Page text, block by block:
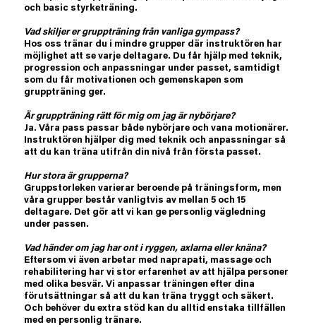
och basic styrketräning.
Vad skiljer er gruppträning från vanliga gympass?
Hos oss tränar du i mindre grupper där instruktören har
möjlighet att se varje deltagare. Du får hjälp med teknik,
progression och anpassningar under passet, samtidigt
som du får motivationen och gemenskapen som
gruppträning ger.
Är gruppträning rätt för mig om jag är nybörjare?
Ja. Våra pass passar både nybörjare och vana motionärer.
Instruktören hjälper dig med teknik och anpassningar så
att du kan träna utifrån din nivå från första passet.
Hur stora är grupperna?
Gruppstorleken varierar beroende på träningsform, men
våra grupper består vanligtvis av mellan 5 och 15
deltagare. Det gör att vi kan ge personlig vägledning
under passen.
Vad händer om jag har ont i ryggen, axlarna eller knäna?
Eftersom vi även arbetar med naprapati, massage och
rehabilitering har vi stor erfarenhet av att hjälpa personer
med olika besvär. Vi anpassar träningen efter dina
förutsättningar så att du kan träna tryggt och säkert.
Och behöver du extra stöd kan du alltid enstaka tillfällen
med en personlig tränare.